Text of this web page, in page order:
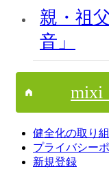
親・祖
音」
mixi
健全化の取り
プライバシー
新規登録